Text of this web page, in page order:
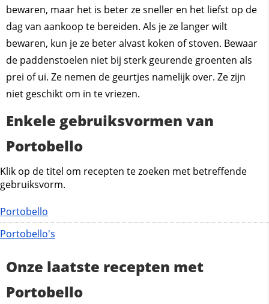
bewaren, maar het is beter ze sneller en het liefst op de
dag van aankoop te bereiden. Als je ze langer wilt
bewaren, kun je ze beter alvast koken of stoven. Bewaar
de paddenstoelen niet bij sterk geurende groenten als
prei of ui. Ze nemen de geurtjes namelijk over. Ze zijn
niet geschikt om in te vriezen.
Enkele gebruiksvormen van
Portobello
Klik op de titel om recepten te zoeken met betreffende
gebruiksvorm.
Portobello
Portobello's
Onze laatste recepten met
Portobello